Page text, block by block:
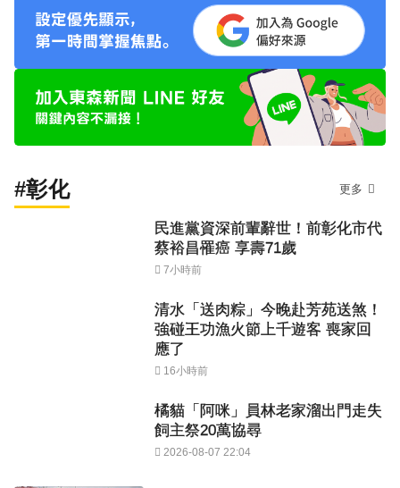
#彰化 更多
民進黨資深前輩辭世！前彰化市代
蔡裕昌罹癌 享壽71歲
7小時前
清水「送肉粽」今晚赴芳苑送煞！
強碰王功漁火節上千遊客 喪家回
應了
16小時前
橘貓「阿咪」員林老家溜出門走失
飼主祭20萬協尋
2026-08-07 22:04